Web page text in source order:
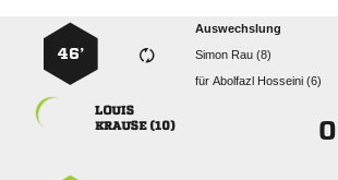
Auswechslung
  
für  
46’


 